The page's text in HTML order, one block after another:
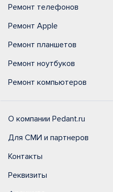
Ремонт телефонов
Ремонт Apple
Ремонт планшетов
Ремонт ноутбуков
Ремонт компьютеров
О компании Pedant.ru
Для СМИ и партнеров
Контакты
Реквизиты